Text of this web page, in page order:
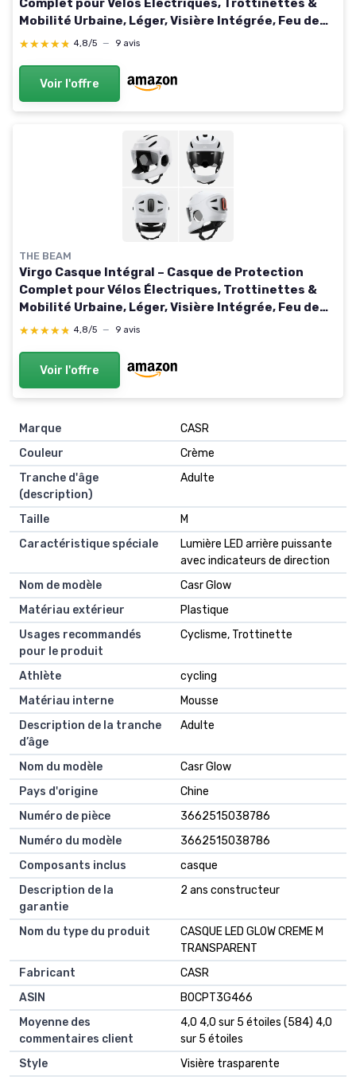
Complet pour Vélos Électriques, Trottinettes &
Mobilité Urbaine, Léger, Visière Intégrée, Feu de
Freinage Intelligent, Unisexe Blanc L (59-63 cm)
★★★★★
★★★★★ 4,8/5 — 9 avis
Voir l'offre
THE BEAM
Virgo Casque Intégral – Casque de Protection
Complet pour Vélos Électriques, Trottinettes &
Mobilité Urbaine, Léger, Visière Intégrée, Feu de
Freinage Intelligent, Unisexe Noir S (51-54 cm)
★★★★★
★★★★★ 4,8/5 — 9 avis
Voir l'offre
Marque
CASR
Couleur
Crème
Tranche d'âge
(description)
Adulte
Taille
M
Caractéristique spéciale
Lumière LED arrière puissante
avec indicateurs de direction
Nom de modèle
Casr Glow
Matériau extérieur
Plastique
Usages recommandés
pour le produit
Cyclisme, Trottinette
Athlète
cycling
Matériau interne
Mousse
Description de la tranche
d’âge
Adulte
Nom du modèle
Casr Glow
Pays d'origine
Chine
Numéro de pièce
3662515038786
Numéro du modèle
3662515038786
Composants inclus
casque
Description de la
garantie
2 ans constructeur
Nom du type du produit
CASQUE LED GLOW CREME M
TRANSPARENT
Fabricant
CASR
ASIN
B0CPT3G466
Moyenne des
commentaires client
4,0 4,0 sur 5 étoiles (584) 4,0
sur 5 étoiles
Style
Visière trasparente